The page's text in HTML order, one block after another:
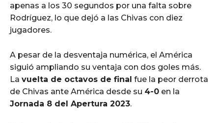
apenas a los 30 segundos por una falta sobre
Rodríguez, lo que dejó a las Chivas con diez
jugadores.
A pesar de la desventaja numérica, el América
siguió ampliando su ventaja con dos goles más.
La vuelta de octavos de final fue la peor derrota
de Chivas ante América desde su 4-0 en la
Jornada 8 del Apertura 2023.